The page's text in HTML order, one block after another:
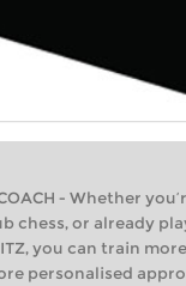
COACH - Whether
chess, or already
you can train
personalised